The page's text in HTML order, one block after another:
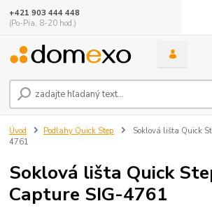
+421 903 444 448
(Po-Pia, 8-20 hod.)
Úvod Podlahy Quick Step
Soklová lišta Quick
4761
Soklová lišta Quick
Capture SIG-4761